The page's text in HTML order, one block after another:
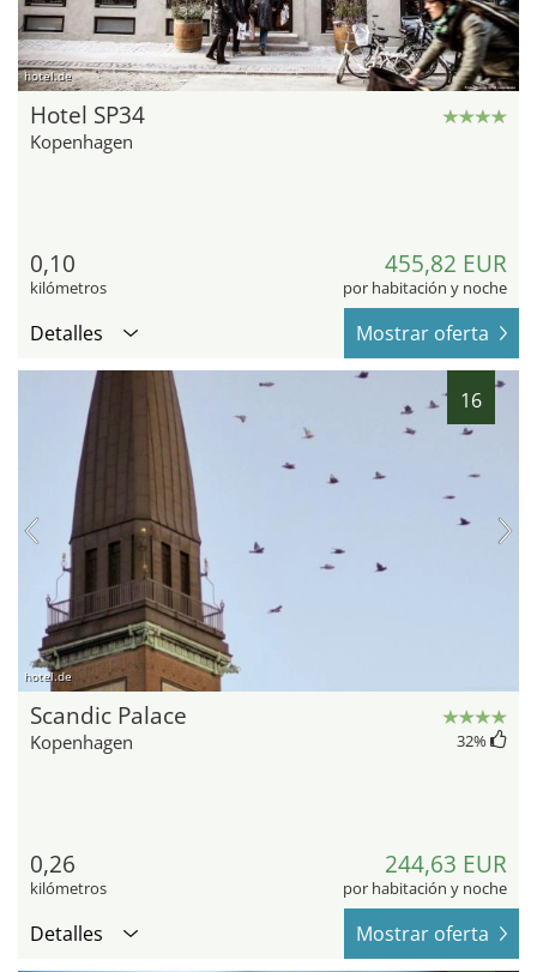
hotel.de
Hotel SP34
Kopenhagen
0,10
kilómetros
455,82 EUR
por habitación y noche
Detalles Mostrar oferta
16
hotel.de
Scandic Palace
Kopenhagen 32%
0,26
kilómetros
244,63 EUR
por habitación y noche
Detalles Mostrar oferta